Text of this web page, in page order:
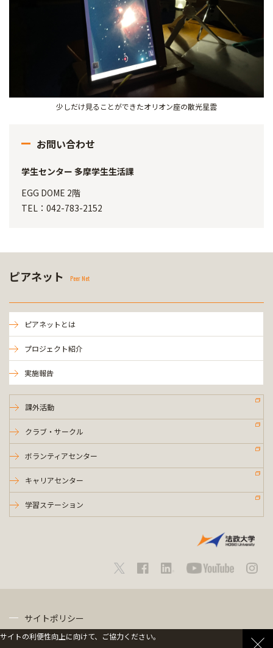
少しだけ見ることができたオリオン座の散光星雲
お問い合わせ
学生センター 多摩学生生活課
EGG DOME 2階
TEL：042-783-2152
ピアネット Peer Net
ピアネットとは
プロジェクト紹介
実施報告
課外活動
クラブ・サークル
ボランティアセンター
キャリアセンター
学習ステーション
サイトポリシー
サイトの利便性向上に向けて、ご協力ください。